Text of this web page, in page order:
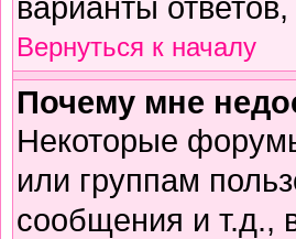
Вернуться к началу
Почему мне
Некоторые
или группам
сообщения и т.д.,